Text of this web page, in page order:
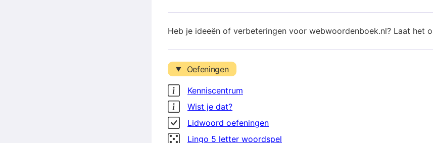
Heb je ideeën of verbeteringen voor webwoordenboek.nl? Laat het
Oefeningen
Kenniscentrum
Wist je dat?
Lidwoord oefeningen
Lingo 5 letter woordspel